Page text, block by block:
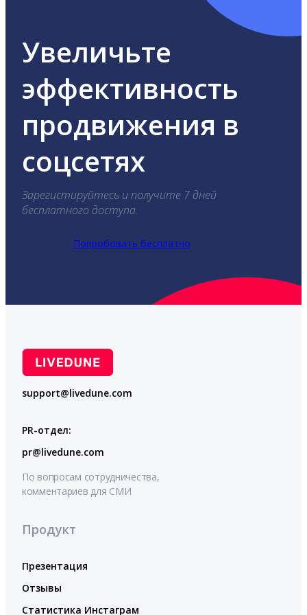
Увеличьте
эффективность
продвижения в
соцсетях
Зарегистируйтесь и получите 7 дней
бесплатного доступа.
Попробовать бесплатно
support@livedune.com
PR-отдел:
pr@livedune.com
По вопросам сотрудничества,
комментариев для СМИ
Продукт
Презентация
Отзывы
Статистика Инстаграм